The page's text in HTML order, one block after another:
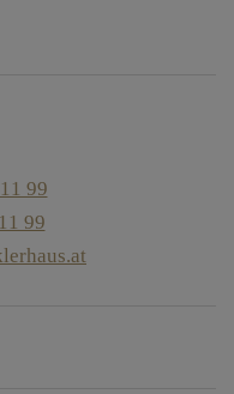
99
99